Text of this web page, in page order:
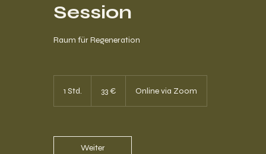
Session
Raum für Regeneration
1 Std. 33 € Online via Zoom
Weiter